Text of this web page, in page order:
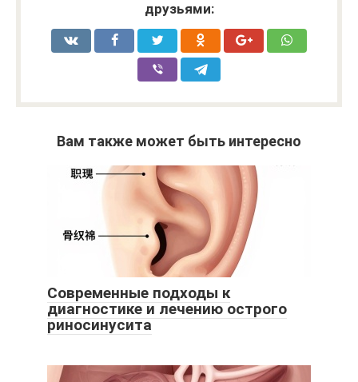
друзьями:
Вам также может быть интересно
Современные подходы к
диагностике и лечению острого
риносинусита